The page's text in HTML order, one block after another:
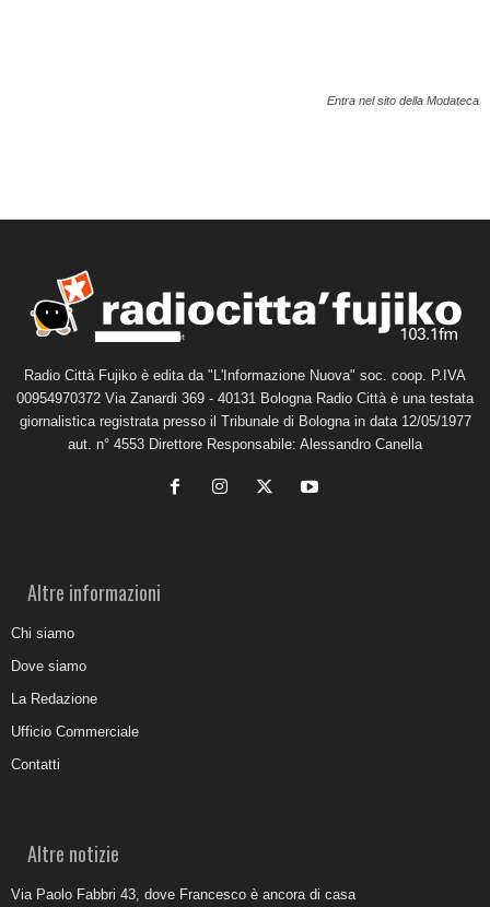
Entra nel sito della Modateca
Radio Città Fujiko è edita da "L'Informazione Nuova" soc. coop. P.IVA
00954970372 Via Zanardi 369 - 40131 Bologna Radio Città è una testata
giornalistica registrata presso il Tribunale di Bologna in data 12/05/1977
aut. n° 4553 Direttore Responsabile: Alessandro Canella
Altre informazioni
Chi siamo
Dove siamo
La Redazione
Ufficio Commerciale
Contatti
Altre notizie
Via Paolo Fabbri 43, dove Francesco è ancora di casa